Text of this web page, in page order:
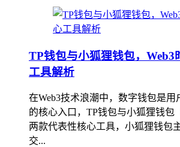
TP钱包与小狐狸钱包，Web3
工具解析
在Web3技术浪潮中，数字钱包是
的核心入口，TP钱包与小狐狸钱包
两款代表性核心工具，小狐狸钱包
交...